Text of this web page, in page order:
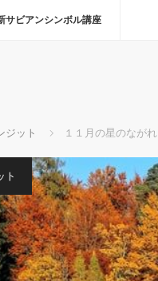
ム
サビアンシンボル講座
ジット １１月の星のながれ
ト